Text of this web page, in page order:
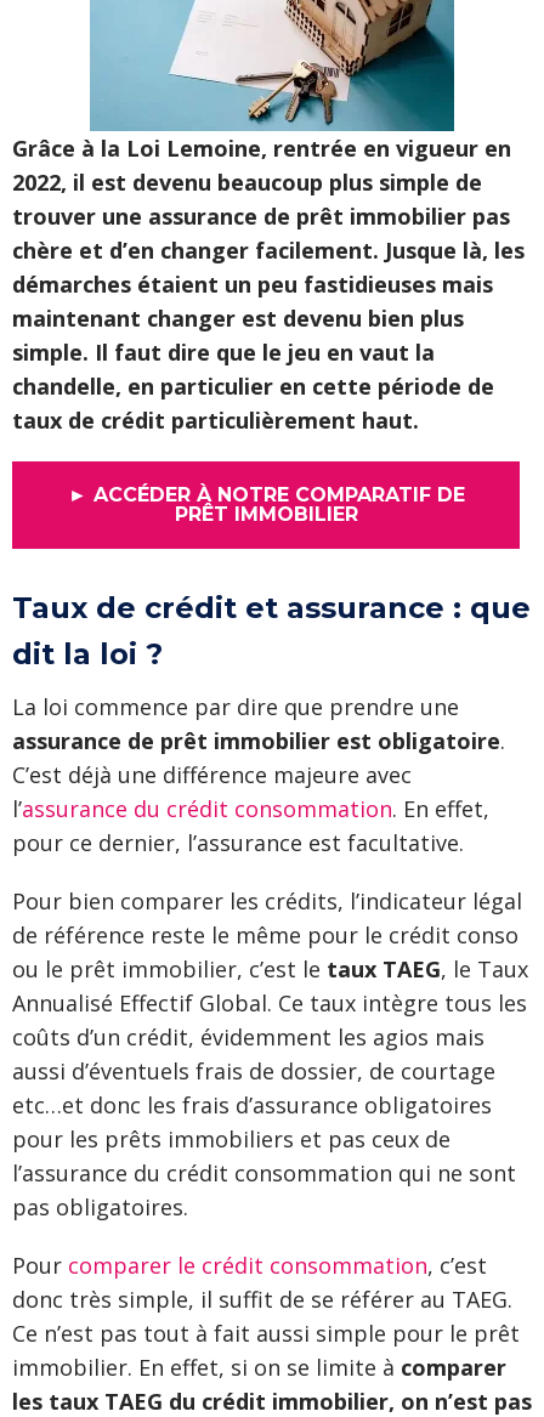
Grâce à la Loi Lemoine, rentrée en vigueur en
2022, il est devenu beaucoup plus simple de
trouver une assurance de prêt immobilier pas
chère et d’en changer facilement. Jusque là, les
démarches étaient un peu fastidieuses mais
maintenant changer est devenu bien plus
simple. Il faut dire que le jeu en vaut la
chandelle, en particulier en cette période de
taux de crédit particulièrement haut.
► ACCÉDER À NOTRE COMPARATIF DE
PRÊT IMMOBILIER
Taux de crédit et assurance : que
dit la loi ?
La loi commence par dire que prendre une
assurance de prêt immobilier est obligatoire.
C’est déjà une différence majeure avec
l’assurance du crédit consommation. En effet,
pour ce dernier, l’assurance est facultative.
Pour bien comparer les crédits, l’indicateur légal
de référence reste le même pour le crédit conso
ou le prêt immobilier, c’est le taux TAEG, le Taux
Annualisé Effectif Global. Ce taux intègre tous les
coûts d’un crédit, évidemment les agios mais
aussi d’éventuels frais de dossier, de courtage
etc…et donc les frais d’assurance obligatoires
pour les prêts immobiliers et pas ceux de
l’assurance du crédit consommation qui ne sont
pas obligatoires.
Pour comparer le crédit consommation, c’est
donc très simple, il suffit de se référer au TAEG.
Ce n’est pas tout à fait aussi simple pour le prêt
immobilier. En effet, si on se limite à comparer
les taux TAEG du crédit immobilier, on n’est pas